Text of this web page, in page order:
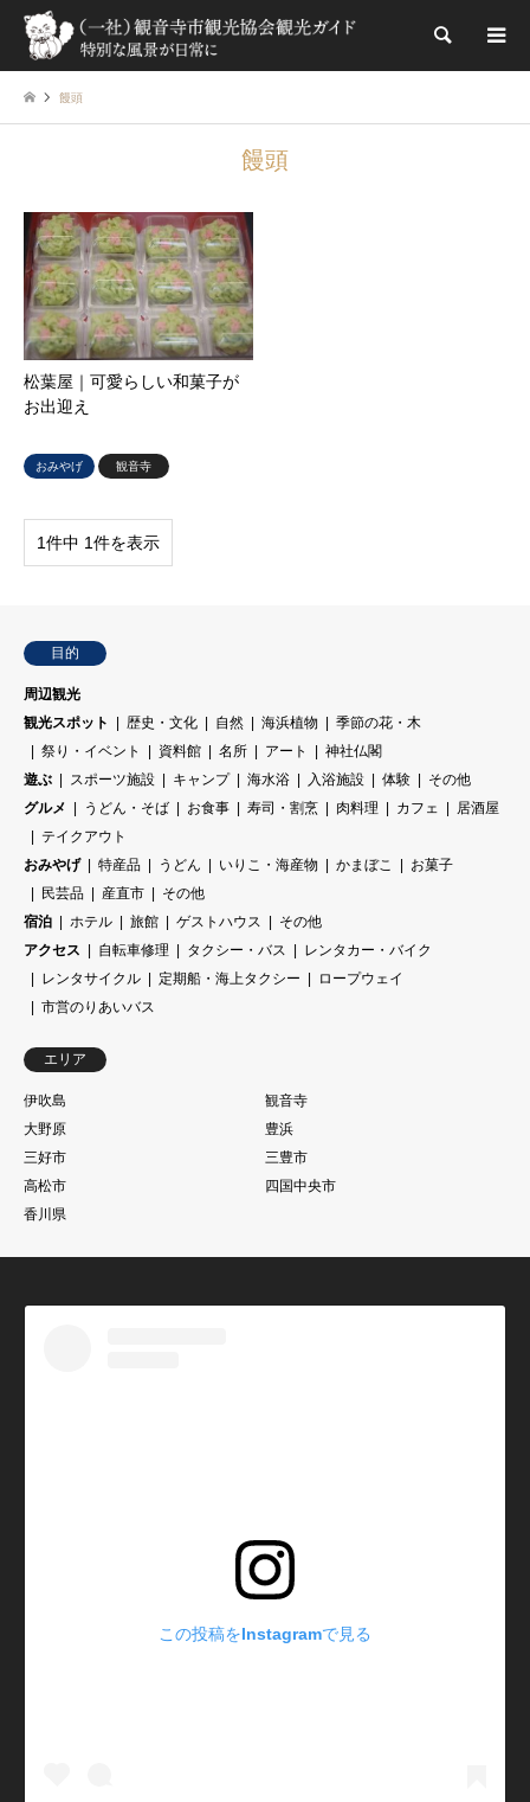
検索
饅頭
饅頭
松葉屋｜可愛らしい和菓子が
お出迎え
おみやげ 観音寺
1件中 1件を表示
目的
周辺観光
観光スポット
歴史・文化 自然 海浜植物
季節の花・木
祭り・イベント
資料館 名所 アート
神社仏閣
遊ぶ
スポーツ施設 キャンプ 海水浴 入浴施設 体験
その他
グルメ
うどん・そば お食事 寿司・割烹 肉料理 カフェ
居酒屋
テイクアウト
おみやげ
特産品 うどん いりこ・海産物 かまぼこ
お菓子
民芸品
産直市
その他
宿泊
ホテル 旅館 ゲストハウス
その他
アクセス
自転車修理 タクシー・バス
レンタカー・バイク
レンタサイクル
定期船・海上タクシー
ロープウェイ
市営のりあいバス
エリア
伊吹島
観音寺
大野原
豊浜
三好市
三豊市
高松市
四国中央市
香川県
この投稿をInstagramで見る